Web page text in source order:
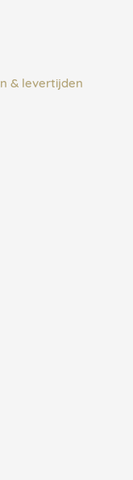
& levertijden